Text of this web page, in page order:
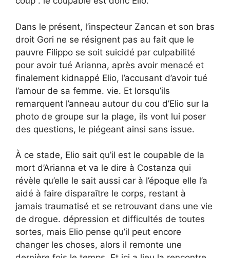
Dans le présent, l’inspecteur Zancan et son bras
droit Gori ne se résignent pas au fait que le
pauvre Filippo se soit suicidé par culpabilité
pour avoir tué Arianna, après avoir menacé et
finalement kidnappé Elio, l’accusant d’avoir tué
l’amour de sa femme. vie. Et lorsqu’ils
remarquent l’anneau autour du cou d’Elio sur la
photo de groupe sur la plage, ils vont lui poser
des questions, le piégeant ainsi sans issue.
À ce stade, Elio sait qu’il est le coupable de la
mort d’Arianna et va le dire à Costanza qui
révèle qu’elle le sait aussi car à l’époque elle l’a
aidé à faire disparaître le corps, restant à
jamais traumatisé et se retrouvant dans une vie
de drogue. dépression et difficultés de toutes
sortes, mais Elio pense qu’il peut encore
changer les choses, alors il remonte une